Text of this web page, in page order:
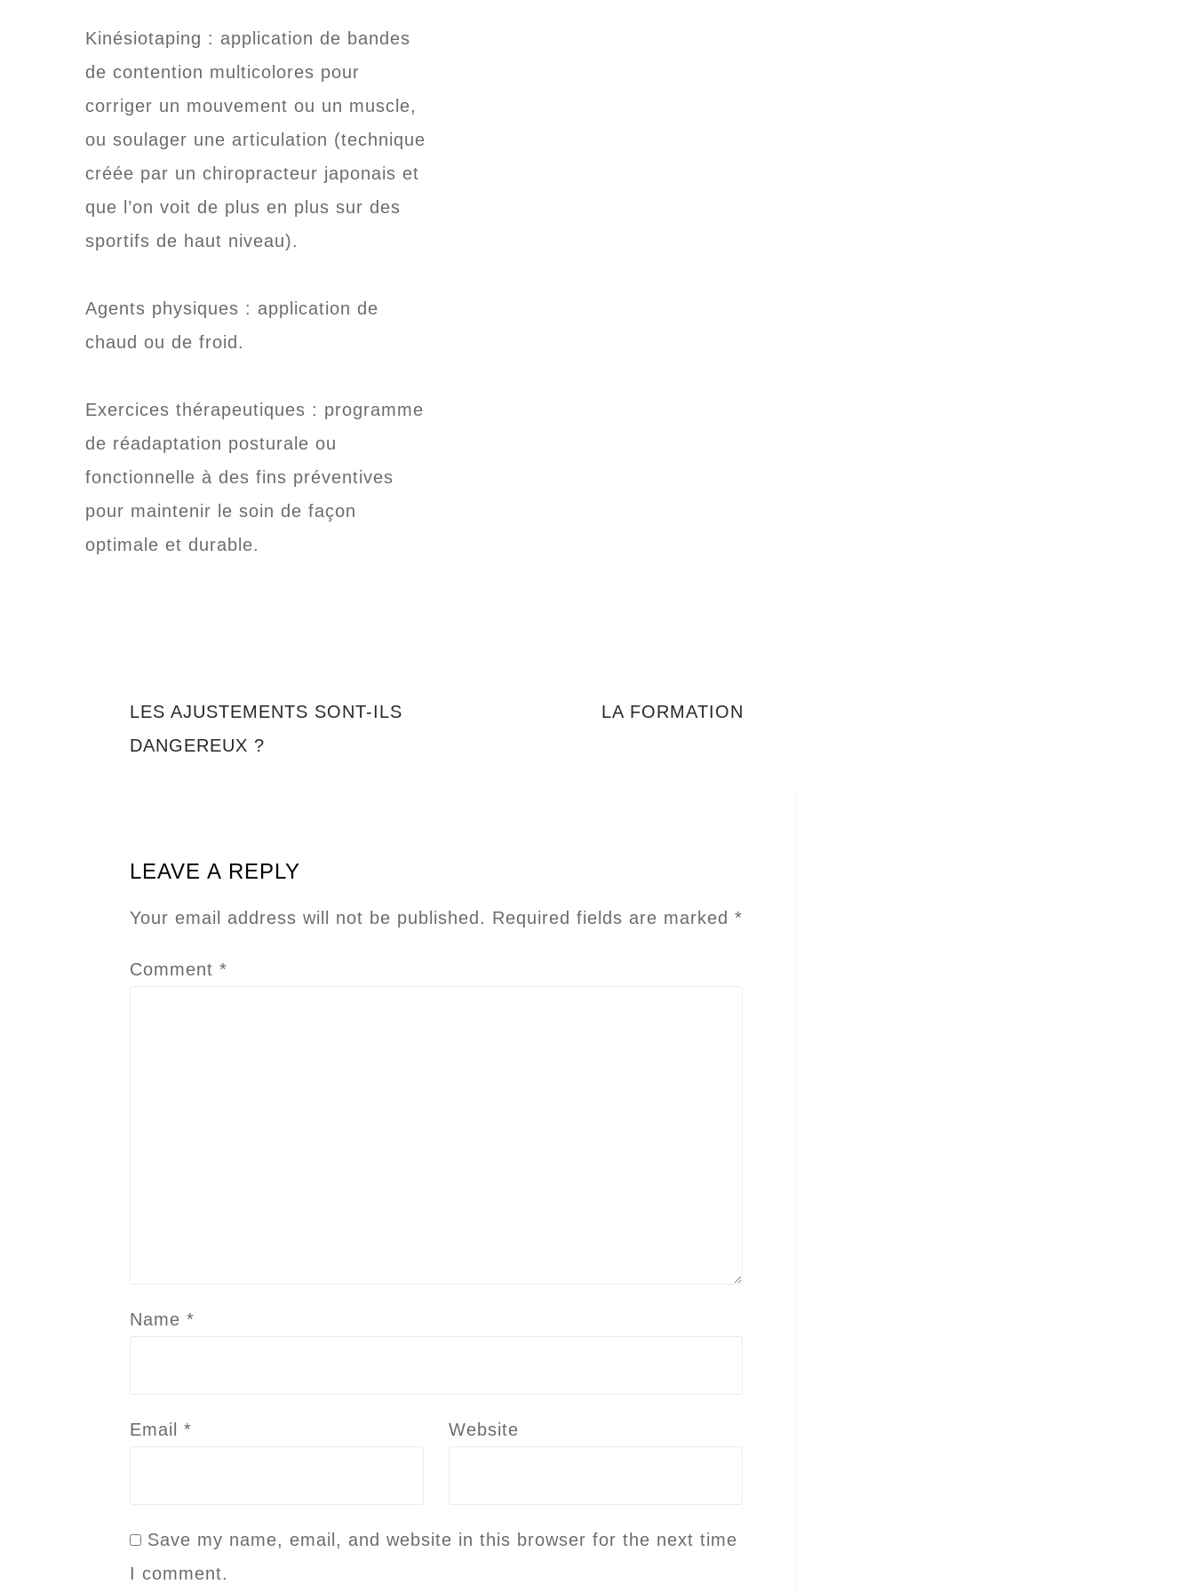
Kinésiotaping : application de bandes
de contention multicolores pour
corriger un mouvement ou un muscle,
ou soulager une articulation (technique
créée par un chiropracteur japonais et
que l’on voit de plus en plus sur des
sportifs de haut niveau).
Agents physiques : application de
chaud ou de froid.
Exercices thérapeutiques : programme
de réadaptation posturale ou
fonctionnelle à des fins préventives
pour maintenir le soin de façon
optimale et durable.
LES AJUSTEMENTS SONT-ILS
DANGEREUX ?
LA FORMATION
LEAVE A REPLY
Your email address will not be published. Required fields are marked *
Comment *
Name *
Email * Website
Save my name, email, and website in this browser for the next time
I comment.